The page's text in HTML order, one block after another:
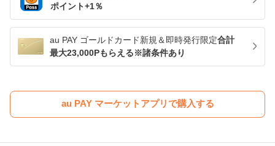
ポイント+1％
au PAY ゴールドカード新規＆即時発行限定合計
最大23,000Pもらえる※諸条件あり
au PAY マーケットアプリで購入する